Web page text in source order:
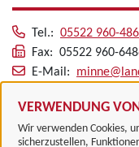
VERWENDUNG
Wir verwenden Cookies,
sicherzustellen,
Tel.: 05522 960-
Fax: 05522 960-
E-Mail:
Alle